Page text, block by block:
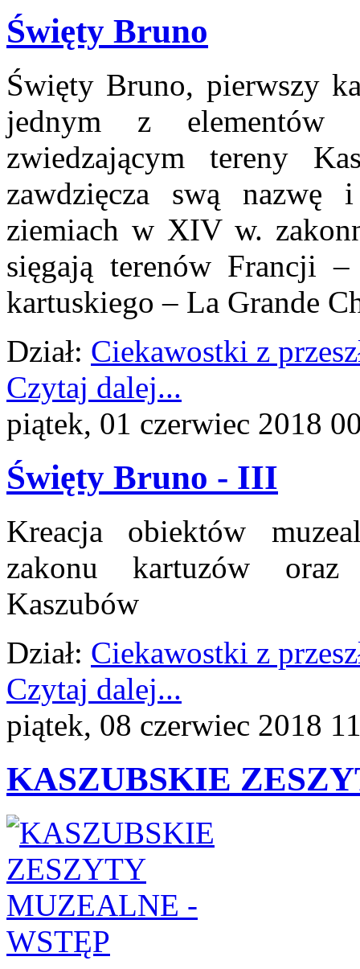
Święty Bruno
Święty Bruno, pierwszy
jednym z elementów
zwiedzającym tereny
zawdzięcza swą nazwę
ziemiach w XIV w.
sięgają terenów Francji
kartuskiego – La Grande
Dział: Ciekawostki z
Czytaj dalej...
piątek, 01 czerwiec 2018
Święty Bruno - III
Kreacja obiektów
zakonu kartuzów oraz
Kaszubów
Dział: Ciekawostki z
Czytaj dalej...
piątek, 08 czerwiec 2018
KASZUBSKIE